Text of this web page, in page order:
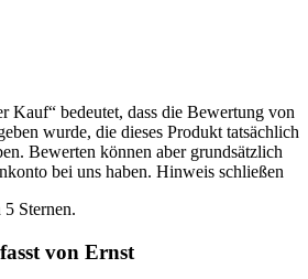
Kauf“ bedeutet, dass die Bewertung von
wurde, die dieses Produkt tatsächlich
Bewerten können aber grundsätzlich
bei uns haben. Hinweis schließen
Sternen.
von Ernst